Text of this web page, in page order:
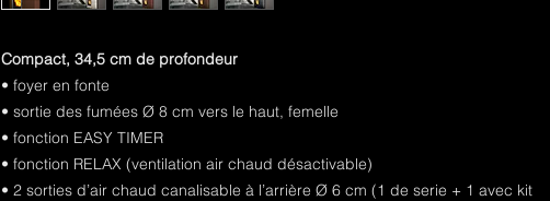
Compact, 34,5 cm de profondeur
• foyer en fonte
• sortie des fumées Ø 8 cm vers le haut, femelle
• fonction EASY TIMER
• fonction RELAX (ventilation air chaud désactivable)
• 2 sorties d’air chaud canalisable à l’arrière Ø 6 cm (1 de serie + 1 avec kit